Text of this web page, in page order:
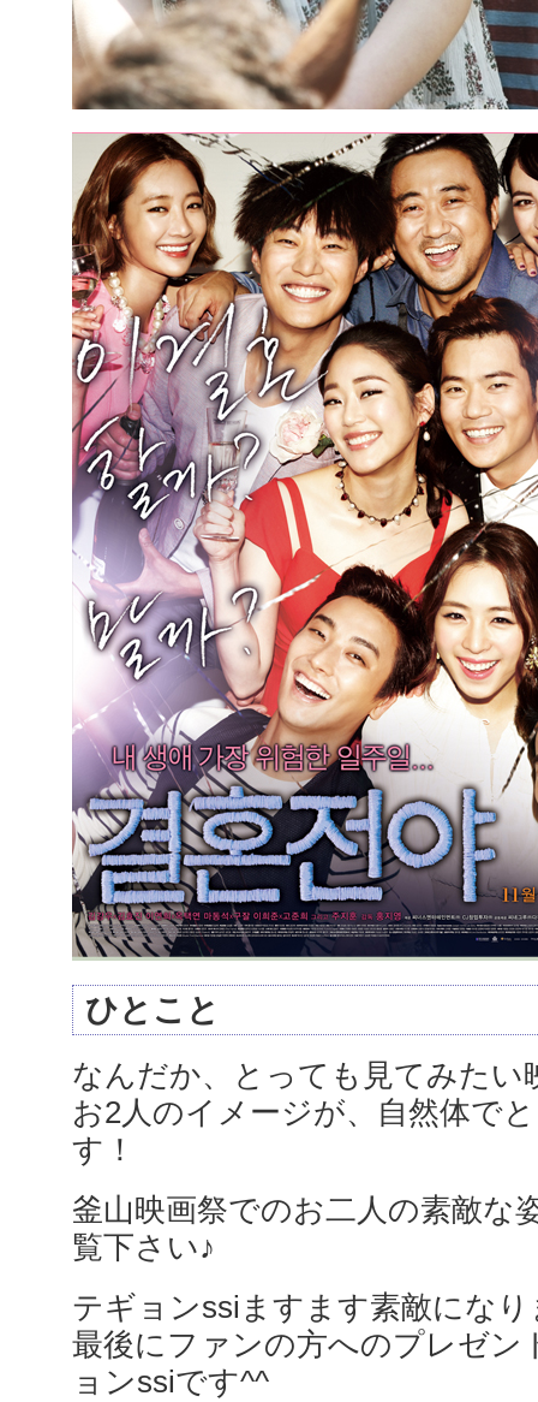
ひとこと
なんだか、とっても見てみたい
お2人のイメージが、自然体で
す！
釜山映画祭でのお二人の素敵な
覧下さい♪
テギョンssiますます素敵にな
最後にファンの方へのプレゼン
ョンssiです^^